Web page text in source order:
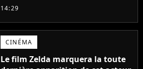
14:29
CINÉMA
Le film Zelda marquera la toute